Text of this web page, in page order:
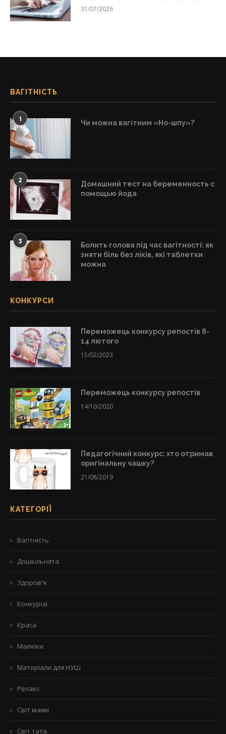
31/07/2026
ВАГІТНІСТЬ
1 Чи можна вагітним «Но-шпу»?
2
Домашний тест на беременность с
помощью йода
3
Болить голова під час вагітності: як
зняти біль без ліків, які таблетки
можна
КОНКУРСИ
Переможець конкурсу репостів 8-
14 лютого
15/02/2023
Переможець конкурсу репостів
14/10/2020
Педагогічний конкурс: хто отримав
оригінальну чашку?
21/08/2019
КАТЕГОРІЇ
Вагітність
Дошкільнята
Здоров'я
Конкурси
Краса
Малюки
Матеріали для НУШ
Релакс
Світ мами
Світ тата